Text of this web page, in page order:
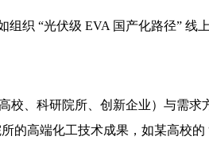
织 “光伏级 EVA 国产化路径” 线
校、科研院所、创新企业）与需求
的高端化工技术成果，如某高校